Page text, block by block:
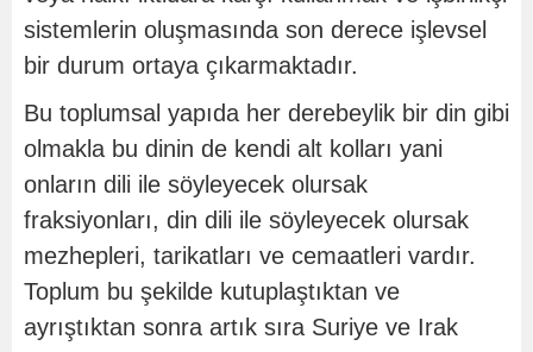
sistemlerin oluşmasında son derece işlevsel
bir durum ortaya çıkarmaktadır.
Bu toplumsal yapıda her derebeylik bir din gibi
olmakla bu dinin de kendi alt kolları yani
onların dili ile söyleyecek olursak
fraksiyonları, din dili ile söyleyecek olursak
mezhepleri, tarikatları ve cemaatleri vardır.
Toplum bu şekilde kutuplaştıktan ve
ayrıştıktan sonra artık sıra Suriye ve Irak